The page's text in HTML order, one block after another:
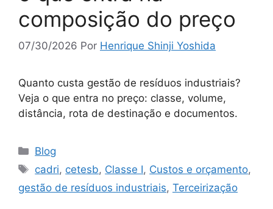
composição do preço
07/30/2026 Por Henrique Shinji Yoshida
Quanto custa gestão de resíduos industriais?
Veja o que entra no preço: classe, volume,
distância, rota de destinação e documentos.
Blog
cadri, cetesb, Classe I, Custos e orçamento,
gestão de resíduos industriais, Terceirização